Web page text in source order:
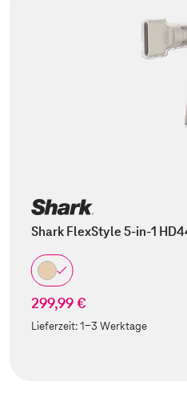
Shark FlexStyle 5-in-1
299,99 €
Lieferzeit:1-3 Werktage